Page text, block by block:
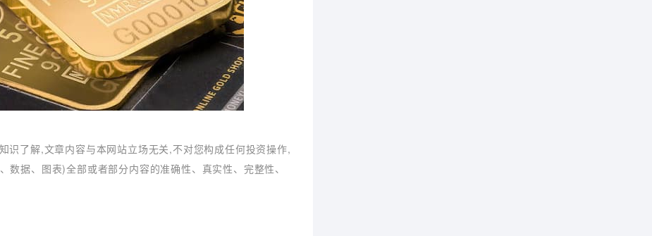
识了解,文章内容与本网站立场无关,不对您构成任何投资操作,
据、图表)全部或者部分内容的准确性、真实性、完整性、